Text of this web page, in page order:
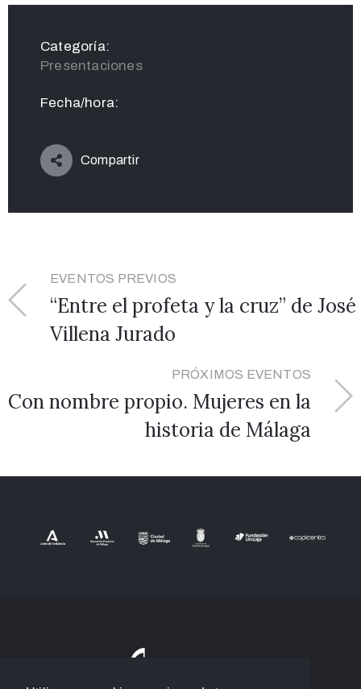
Categoría:
Presentaciones
Fecha/hora:
Compartir
EVENTOS PREVIOS
“Entre el profeta y la cruz” de José
Villena Jurado
PRÓXIMOS EVENTOS
Con nombre propio. Mujeres en la
historia de Málaga